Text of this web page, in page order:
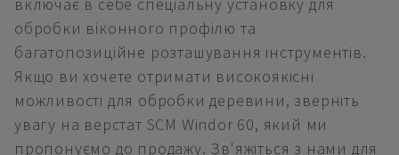
обробки віконного профілю та
багатопозиційне розташування інструментів.
Якщо ви хочете отримати високоякісні
можливості для обробки деревини, зверніть
увагу на верстат SCM Windor 60, який ми
пропонуємо до продажу. Зв'яжіться з нами для